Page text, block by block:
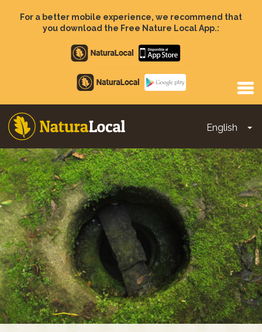
For a better mobile experience, we recommend that
you download the Free Nature Local App.:
Apple
store
Google
Play
English
Main
navigation